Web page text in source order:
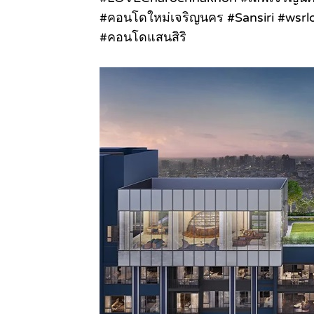
#คอนโดใหม่เจริญนคร #Sansiri
#คอนโดแสนสิริ